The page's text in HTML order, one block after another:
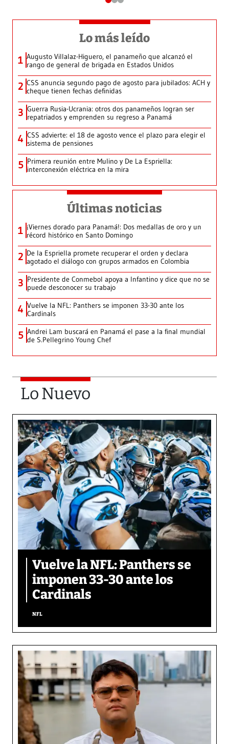
Lo más leído
1 Augusto Villalaz-Higuero, el panameño que alcanzó el
rango de general de brigada en Estados Unidos
2 CSS anuncia segundo pago de agosto para jubilados: ACH y
cheque tienen fechas definidas
3 Guerra Rusia-Ucrania: otros dos panameños logran ser
repatriados y emprenden su regreso a Panamá
4 CSS advierte: el 18 de agosto vence el plazo para elegir el
sistema de pensiones
5 Primera reunión entre Mulino y De La Espriella:
interconexión eléctrica en la mira
Últimas noticias
1 ¡Viernes dorado para Panamá!: Dos medallas de oro y un
récord histórico en Santo Domingo
2 De la Espriella promete recuperar el orden y declara
agotado el diálogo con grupos armados en Colombia
3 Presidente de Conmebol apoya a Infantino y dice que no se
puede desconocer su trabajo
4 Vuelve la NFL: Panthers se imponen 33-30 ante los
Cardinals
5 Andrei Lam buscará en Panamá el pase a la final mundial
de S.Pellegrino Young Chef
Lo Nuevo
Vuelve la NFL: Panthers se
imponen 33-30 ante los
Cardinals
NFL